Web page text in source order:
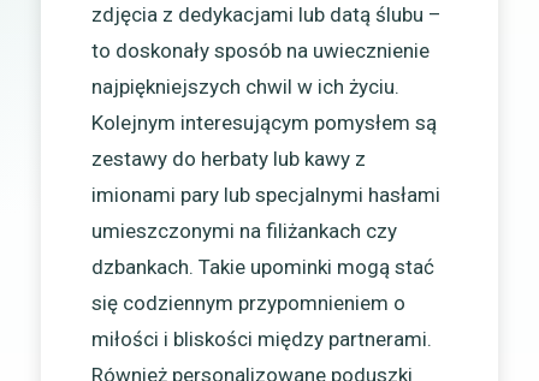
zdjęcia z dedykacjami lub datą ślubu –
to doskonały sposób na uwiecznienie
najpiękniejszych chwil w ich życiu.
Kolejnym interesującym pomysłem są
zestawy do herbaty lub kawy z
imionami pary lub specjalnymi hasłami
umieszczonymi na filiżankach czy
dzbankach. Takie upominki mogą stać
się codziennym przypomnieniem o
miłości i bliskości między partnerami.
Również personalizowane poduszki